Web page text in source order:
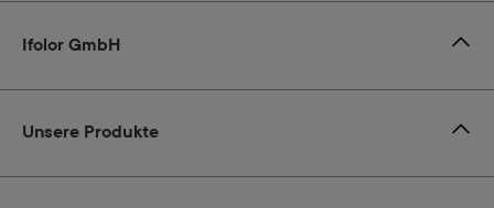
Ifolor GmbH
Unsere Produkte